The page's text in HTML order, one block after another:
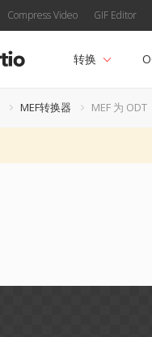
Compress Video GIF Editor
转换
MEF转换器 MEF 为 ODT